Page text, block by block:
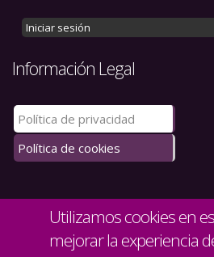
Iniciar sesión
Información Legal
Política de privacidad
Política de cookies
Utilizamos cookies en
mejorar la experiencia